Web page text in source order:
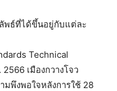
ลัพธ์ที่ได้ขึ้นอยู่กับแต่ละ
Technical
เมืองกวางโจว
มพึงพอใจหลังการใช้ 28